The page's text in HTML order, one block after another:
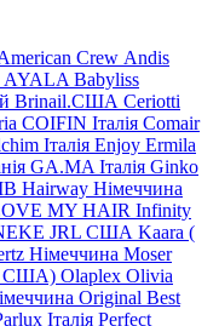
Crew Andis
AYALA Babyliss
Brinail.США Ceriotti
COIFIN Італія Comair
Італія Enjoy Ermila
GA.MA Італія Ginko
Hairway Німеччина
MY HAIR Infinity
JRL США Kaara (
Німеччина Moser
США) Olaplex Olivia
Original Best
Італія Perfect